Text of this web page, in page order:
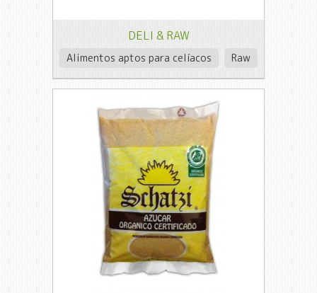
DELI & RAW
Alimentos aptos para celíacos Raw